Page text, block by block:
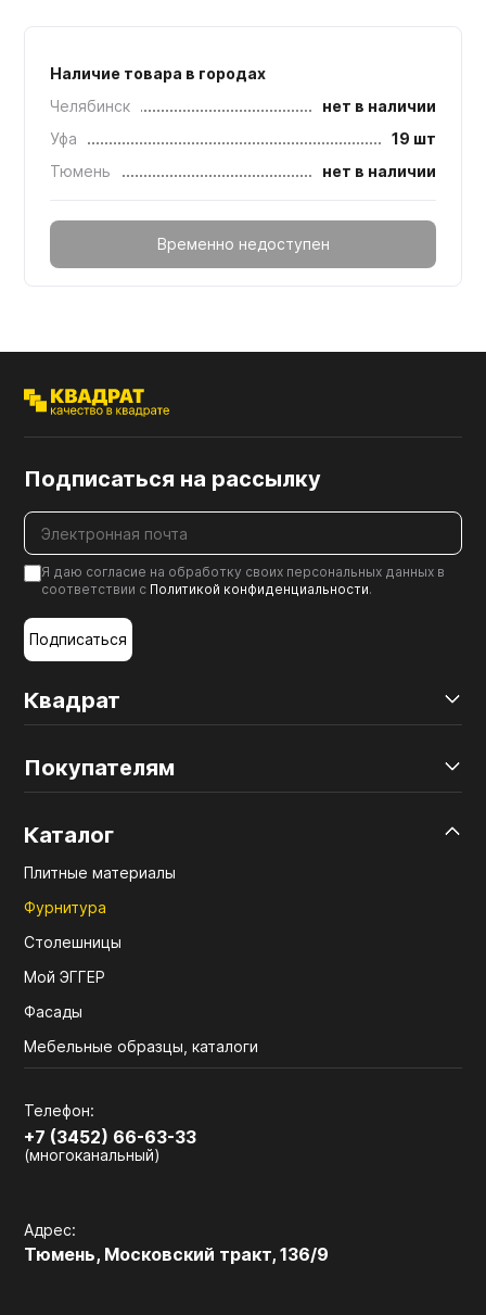
Наличие товара в городах
Челябинск
нет в наличии
Уфа
19 шт
Тюмень
нет в наличии
Временно недоступен
Квадрат
Покупателям
Каталог
Плитные материалы
Фурнитура
Столешницы
Мой ЭГГЕР
Фасады
Мебельные образцы, каталоги
Телефон:
+7 (3452) 66-63-33
(многоканальный)
Адрес:
Тюмень, Московский тракт, 136/9
Подписаться на рассылку
Я даю согласие на обработку своих персональных данных в
соответствии с Политикой конфиденциальности.
Подписаться